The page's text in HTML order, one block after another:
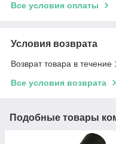
Все условия оплаты
Условия возврата
Возврат товара в
Все условия возврата
Подобные товары